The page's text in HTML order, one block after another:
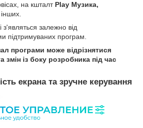
на кшталт Play Музика,
з'являться залежно від
підтримуваних програм.
програми може відрізнятися
змін із боку розробника під час
екрана та зручне керування